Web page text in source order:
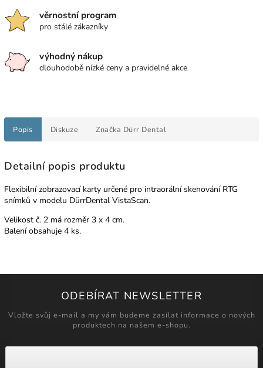
věrnostní program
pro stálé zákazníky
výhodný nákup
dlouhodobě nízké ceny a pravidelné akce
Popis Diskuze Značka Dürr Dental
Detailní popis produktu
Flexibilní zobrazovací karty určené pro intraorální skenování RTG
snímků v modelu DürrDental VistaScan.
Velikost č. 2 má rozměr 3 x 4 cm.
Balení obsahuje 4 ks.
ODEBÍRAT NEWSLETTER
Vložte svůj e-mail a my vám budeme zasílat informace o nových
produktech na našem e-shopu.